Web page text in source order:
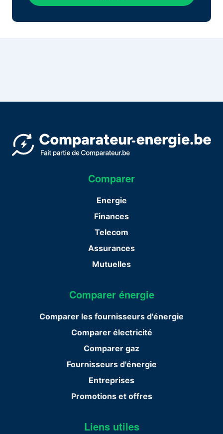
Comparer
Energie
Finances
Telecom
Assurances
Mutuelles
Comparer énergie
Comparer les fournisseurs d'énergie
Comparer électricité
Comparer gaz
Fournisseurs d'énergie
Entreprises
Promotions et offres
Liens utiles